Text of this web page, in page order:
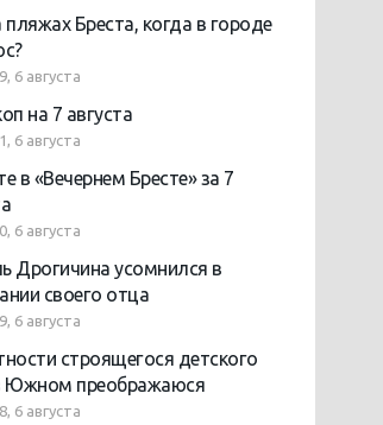
пляжах Бреста, когда в городе
6 августа
на 7 августа
6 августа
в «Вечернем Бресте» за 7
6 августа
Дрогичина усомнился в
своего отца
6 августа
строящегося детского
Южном преображаюся
6 августа